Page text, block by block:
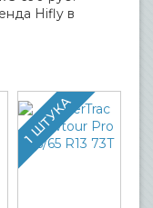
Hifly в
1 ШТУКА